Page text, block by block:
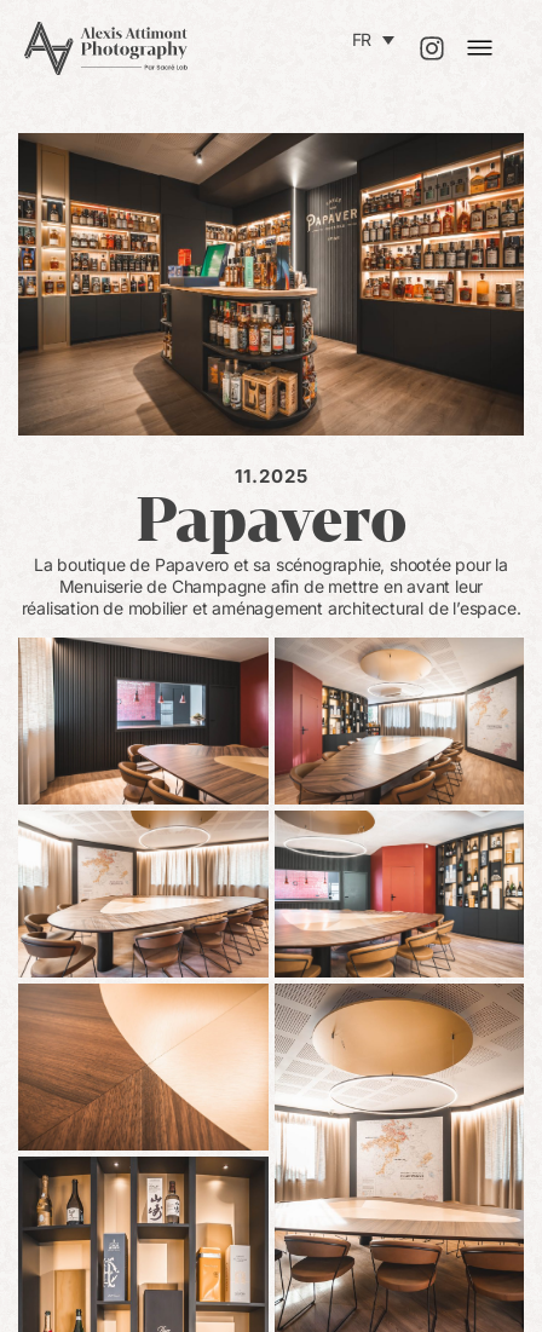
FR
11.2025
Papavero
La boutique de Papavero et sa scénographie, shootée pour la
Menuiserie de Champagne afin de mettre en avant leur
réalisation de mobilier et aménagement architectural de l’espace.